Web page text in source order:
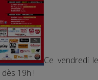
Ce vendredi le
dès 19h !